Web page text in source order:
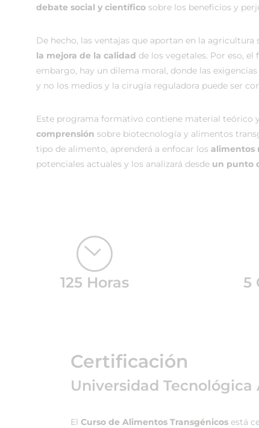
debate social y científico sobre los beneficios y
De hecho, las ventajas que aportan en la agricultura
la mejora de la calidad de los vegetales. Por eso,
embargo, hay un dilema moral, donde las
y no los medios y la cirugía reguladora puede ser
Este programa formativo contiene material teórico
comprensión sobre biotecnología y alimentos
tipo de alimento, aprenderá a enfocar los alimentos
potenciales actuales y los analizará desde un punto
125 Horas 5
Certificación
Universidad
El Curso de Alimentos Transgénicos está